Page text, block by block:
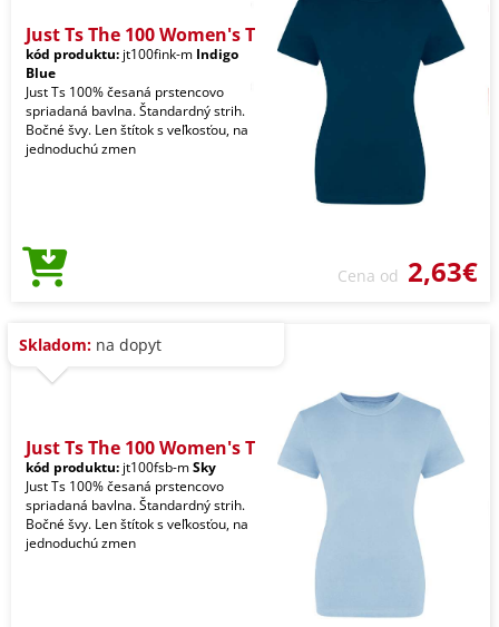
Just Ts The 100 Women's T
kód produktu: jt100fink-m Indigo
Blue
Just Ts 100% česaná prstencovo
spriadaná bavlna. Štandardný strih.
Bočné švy. Len štítok s veľkosťou, na
jednoduchú zmen
Cena od 2,63€
Skladom: na dopyt
Just Ts The 100 Women's T
kód produktu: jt100fsb-mSky
Just Ts 100% česaná prstencovo
spriadaná bavlna. Štandardný strih.
Bočné švy. Len štítok s veľkosťou, na
jednoduchú zmen